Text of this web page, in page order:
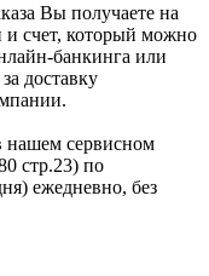
Вы получаете на
и счет, который можно
банкинга или
доставку
нашем сервисном
стр.23) по
ежедневно, без